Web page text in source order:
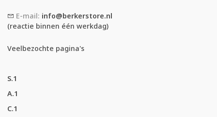
E-mail: info@berkerstore.nl
(reactie binnen één werkdag)
Veelbezochte pagina's
S.1
A.1
C.1